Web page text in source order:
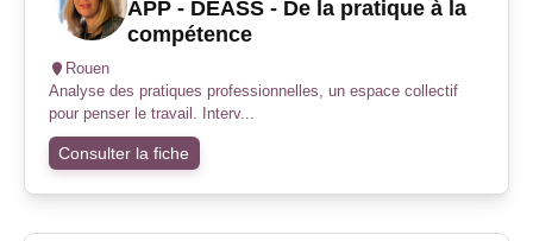
APP - DEASS - De la pratique à la
compétence
Rouen
Analyse des pratiques professionnelles, un espace collectif
pour penser le travail. Interv...
Consulter la fiche